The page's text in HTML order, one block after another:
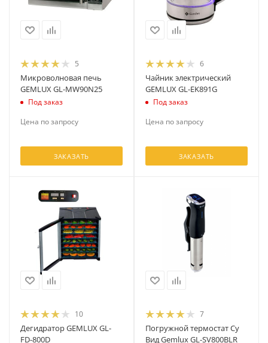
5
Микроволновая печь
GEMLUX GL-MW90N25
Под заказ
Цена по запросу
ЗАКАЗАТЬ
6
Чайник электрический
GEMLUX GL-EK891G
Под заказ
Цена по запросу
ЗАКАЗАТЬ
10
Дегидратор GEMLUX GL-
FD-800D
7
Погружной термостат Су
Вид Gemlux GL-SV800BLR